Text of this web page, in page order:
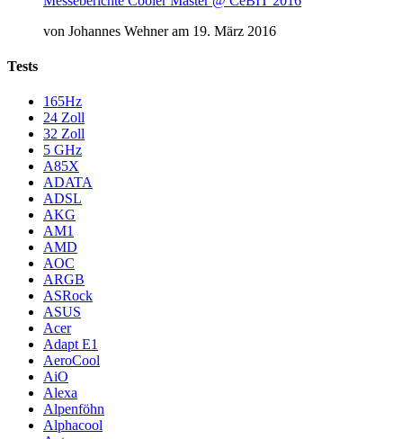
von Johannes Wehneram 19. März 2016
Tests
165Hz
24 Zoll
32 Zoll
5 GHz
A85X
ADATA
ADSL
AKG
AM1
AMD
AOC
ARGB
ASRock
ASUS
Acer
Adapt E1
AeroCool
AiO
Alexa
Alpenföhn
Alphacool